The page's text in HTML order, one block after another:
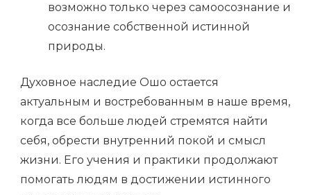
возможно только через самоосознание и
осознание собственной истинной
природы.
Духовное наследие Ошо остается
актуальным и востребованным в наше время,
когда все больше людей стремятся найти
себя, обрести внутренний покой и смысл
жизни. Его учения и практики продолжают
помогать людям в достижении истинного